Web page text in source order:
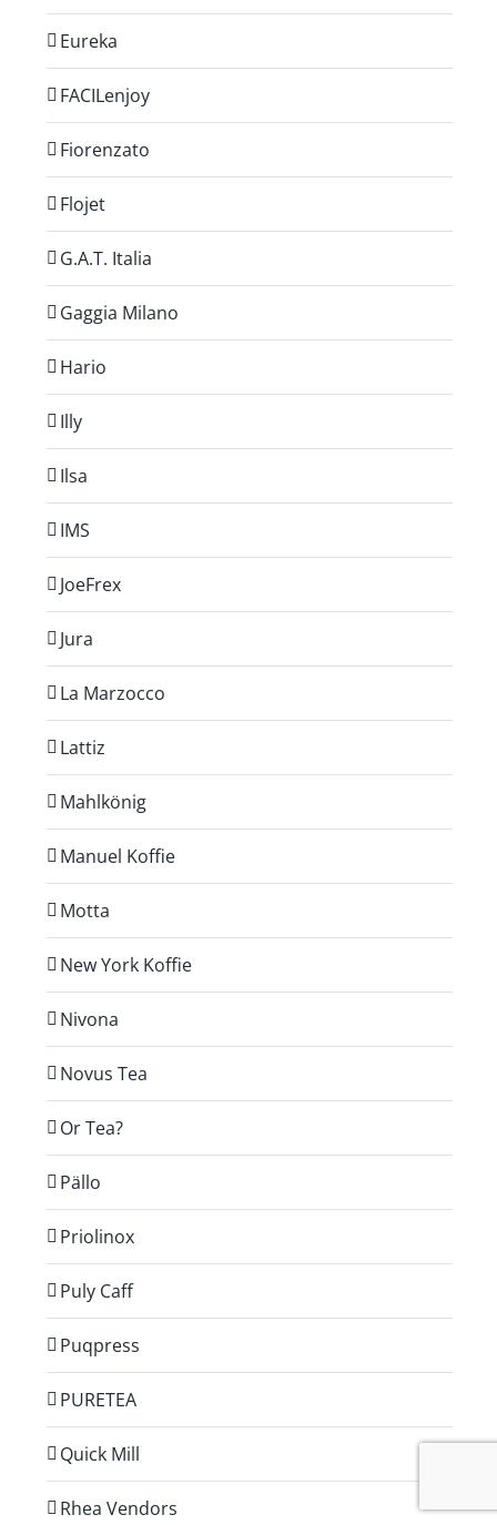
Eureka
FACILenjoy
Fiorenzato
Flojet
G.A.T. Italia
Gaggia Milano
Hario
Illy
Ilsa
IMS
JoeFrex
Jura
La Marzocco
Lattiz
Mahlkönig
Manuel Koffie
Motta
New York Koffie
Nivona
Novus Tea
Or Tea?
Pällo
Priolinox
Puly Caff
Puqpress
PURETEA
Quick Mill
Rhea Vendors